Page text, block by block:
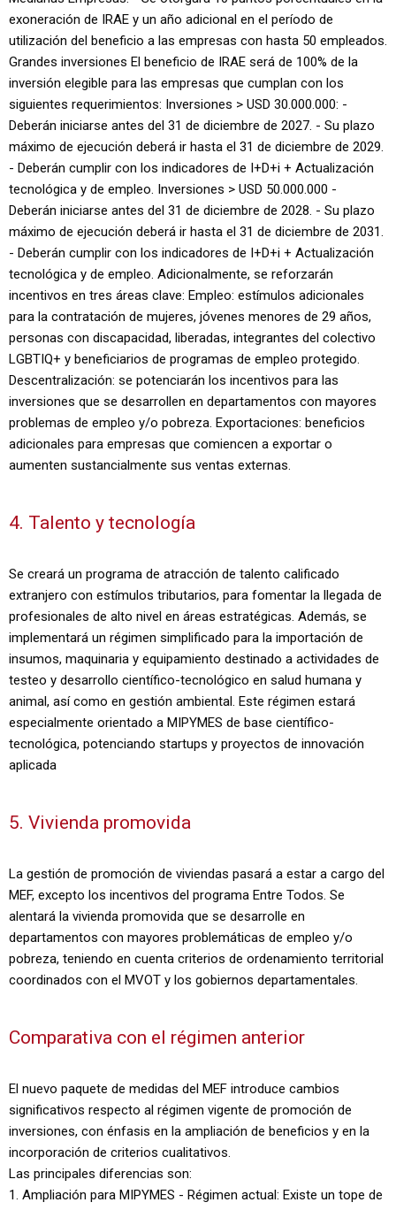
exoneración de IRAE y un año adicional en el período de
utilización del beneficio a las empresas con hasta 50 empleados.
Grandes inversiones El beneficio de IRAE será de 100% de la
inversión elegible para las empresas que cumplan con los
siguientes requerimientos: Inversiones > USD 30.000.000: -
Deberán iniciarse antes del 31 de diciembre de 2027. - Su plazo
máximo de ejecución deberá ir hasta el 31 de diciembre de 2029.
- Deberán cumplir con los indicadores de I+D+i + Actualización
tecnológica y de empleo. Inversiones > USD 50.000.000 -
Deberán iniciarse antes del 31 de diciembre de 2028. - Su plazo
máximo de ejecución deberá ir hasta el 31 de diciembre de 2031.
- Deberán cumplir con los indicadores de I+D+i + Actualización
tecnológica y de empleo. Adicionalmente, se reforzarán
incentivos en tres áreas clave: Empleo: estímulos adicionales
para la contratación de mujeres, jóvenes menores de 29 años,
personas con discapacidad, liberadas, integrantes del colectivo
LGBTIQ+ y beneficiarios de programas de empleo protegido.
Descentralización: se potenciarán los incentivos para las
inversiones que se desarrollen en departamentos con mayores
problemas de empleo y/o pobreza. Exportaciones: beneficios
adicionales para empresas que comiencen a exportar o
aumenten sustancialmente sus ventas externas.
4. Talento y tecnología
Se creará un programa de atracción de talento calificado
extranjero con estímulos tributarios, para fomentar la llegada de
profesionales de alto nivel en áreas estratégicas. Además, se
implementará un régimen simplificado para la importación de
insumos, maquinaria y equipamiento destinado a actividades de
testeo y desarrollo científico-tecnológico en salud humana y
animal, así como en gestión ambiental. Este régimen estará
especialmente orientado a MIPYMES de base científico-
tecnológica, potenciando startups y proyectos de innovación
aplicada
5. Vivienda promovida
La gestión de promoción de viviendas pasará a estar a cargo del
MEF, excepto los incentivos del programa Entre Todos. Se
alentará la vivienda promovida que se desarrolle en
departamentos con mayores problemáticas de empleo y/o
pobreza, teniendo en cuenta criterios de ordenamiento territorial
coordinados con el MVOT y los gobiernos departamentales.
Comparativa con el régimen anterior
El nuevo paquete de medidas del MEF introduce cambios
significativos respecto al régimen vigente de promoción de
inversiones, con énfasis en la ampliación de beneficios y en la
incorporación de criterios cualitativos.
Las principales diferencias son:
1. Ampliación para MIPYMES - Régimen actual: Existe un tope de